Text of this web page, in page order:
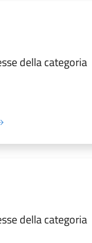
della categoria
della categoria